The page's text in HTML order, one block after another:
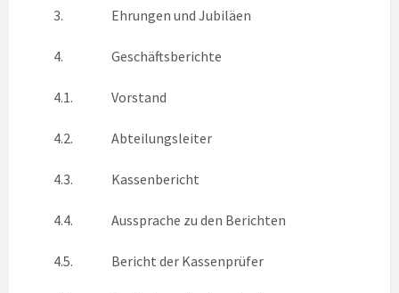
3. Ehrungen und Jubiläen
4. Geschäftsberichte
4.1. Vorstand
4.2. Abteilungsleiter
4.3. Kassenbericht
4.4. Aussprache zu den Berichten
4.5. Bericht der Kassenprüfer